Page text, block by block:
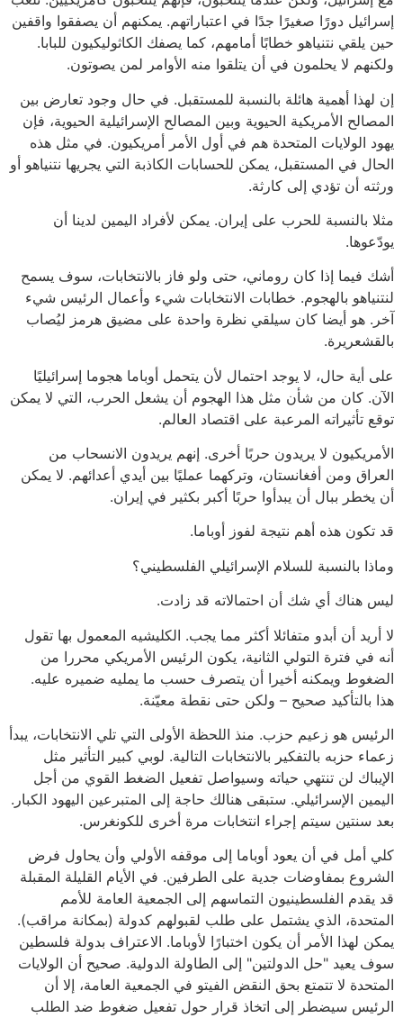
إسرائيل دورًا صغيرًا جدًا في اعتباراتهم. يمكنهم أن يصفقوا واقفين
حين يلقي نتنياهو خطابًا أمامهم، كما يصفك الكاثوليكيون للبابا.
ولكنهم لا يحلمون في أن يتلقوا منه الأوامر لمن يصوتون.
إن لهذا أهمية هائلة بالنسبة للمستقبل. في حال وجود تعارض بين
المصالح الأمريكية الحيوية وبين المصالح الإسرائيلية الحيوية، فإن
يهود الولايات المتحدة هم في أول الأمر أمريكيون. في مثل هذه
الحال في المستقبل، يمكن للحسابات الكاذبة التي يجريها نتنياهو أو
ورثته أن تؤدي إلى كارثة.
مثلا بالنسبة للحرب على إيران. يمكن لأفراد اليمين لدينا أن
يودّعوها.
أشك فيما إذا كان روماني، حتى ولو فاز بالانتخابات، سوف يسمح
لنتنياهو بالهجوم. خطابات الانتخابات شيء وأعمال الرئيس شيء
آخر. هو أيضا كان سيلقي نظرة واحدة على مضيق هرمز ليُصاب
بالقشعريرة.
على أية حال، لا يوجد احتمال لأن يتحمل أوباما هجوما إسرائيليًا
الآن. كان من شأن مثل هذا الهجوم أن يشعل الحرب، التي لا يمكن
توقع تأثيراته المرعبة على اقتصاد العالم.
الأمريكيون لا يريدون حربًا أخرى. إنهم يريدون الانسحاب من
العراق ومن أفغانستان، وتركهما عمليًا بين أيدي أعدائهم. لا يمكن
أن يخطر ببال أن يبدأوا حربًا أكبر بكثير في إيران.
قد تكون هذه أهم نتيجة لفوز أوباما.
وماذا بالنسبة للسلام الإسرائيلي الفلسطيني؟
ليس هناك أي شك أن احتمالاته قد زادت.
لا أريد أن أبدو متفائلا أكثر مما يجب. الكليشيه المعمول بها تقول
أنه في فترة التولي الثانية، يكون الرئيس الأمريكي محررا من
الضغوط ويمكنه أخيرا أن يتصرف حسب ما يمليه ضميره عليه.
هذا بالتأكيد صحيح – ولكن حتى نقطة معيّنة.
الرئيس هو زعيم حزب. منذ اللحظة الأولى التي تلي الانتخابات، يبدأ
زعماء حزبه بالتفكير بالانتخابات التالية. لوبي كبير التأثير مثل
الإيباك لن تنتهي حياته وسيواصل تفعيل الضغط القوي من أجل
اليمين الإسرائيلي. ستبقى هنالك حاجة إلى المتبرعين اليهود الكبار.
بعد سنتين سيتم إجراء انتخابات مرة أخرى للكونغرس.
كلي أمل في أن يعود أوباما إلى موقفه الأولي وأن يحاول فرض
الشروع بمفاوضات جدية على الطرفين. في الأيام القليلة المقبلة
قد يقدم الفلسطينيون التماسهم إلى الجمعية العامة للأمم
المتحدة، الذي يشتمل على طلب لقبولهم كدولة (بمكانة مراقب).
يمكن لهذا الأمر أن يكون اختبارًا لأوباما. الاعتراف بدولة فلسطين
سوف يعيد "حل الدولتين" إلى الطاولة الدولية. صحيح أن الولايات
المتحدة لا تتمتع بحق النقض الفيتو في الجمعية العامة، إلا أن
الرئيس سيضطر إلى اتخاذ قرار حول تفعيل ضغوط ضد الطلب